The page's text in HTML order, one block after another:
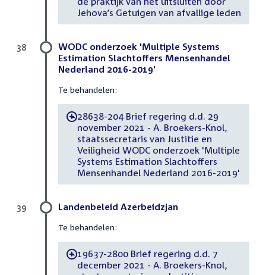
Jehova’s Getuigen van afvallige leden
WODC onderzoek 'Multiple Systems
Estimation Slachtoffers Mensenhandel
Nederland 2016-2019'
Te behandelen:
-28638-204 Brief regering d.d. 29
november 2021 - A. Broekers-Knol,
staatssecretaris van Justitie en
Veiligheid WODC onderzoek 'Multiple
Systems Estimation Slachtoffers
Mensenhandel Nederland 2016-2019'
38
Landenbeleid Azerbeidzjan
Te behandelen:
-19637-2800 Brief regering d.d. 7
december 2021 - A. Broekers-Knol,
39